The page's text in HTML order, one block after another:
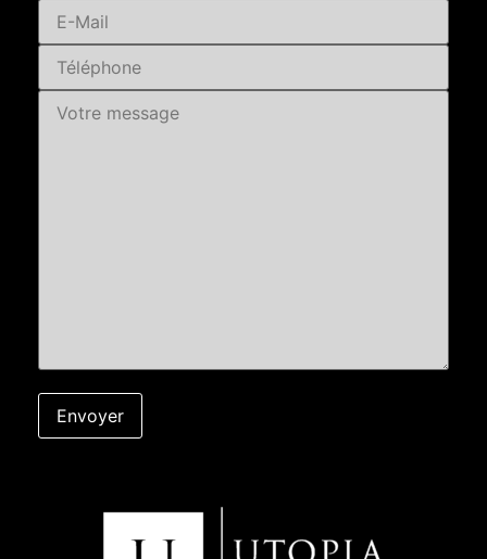
électricité, télécom, ...) LIBRE DE
FRAIS D'AGENCES IMMOBILIÈRES Prix :
319 900 EURAdrien (joignable par
Tel/Mail/SMS)Visites possibles : en